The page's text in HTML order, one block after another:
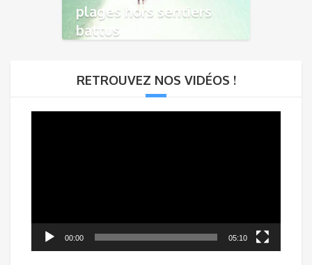
plages hors sentiers
battus
RETROUVEZ NOS VIDÉOS !
00:00 05:10